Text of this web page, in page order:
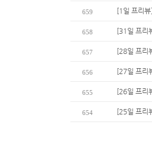
659 [1일 프리
658 [31일 프리
657 [28일 프리
656 [27일 프리
655 [26일 프리
654 [25일 프리